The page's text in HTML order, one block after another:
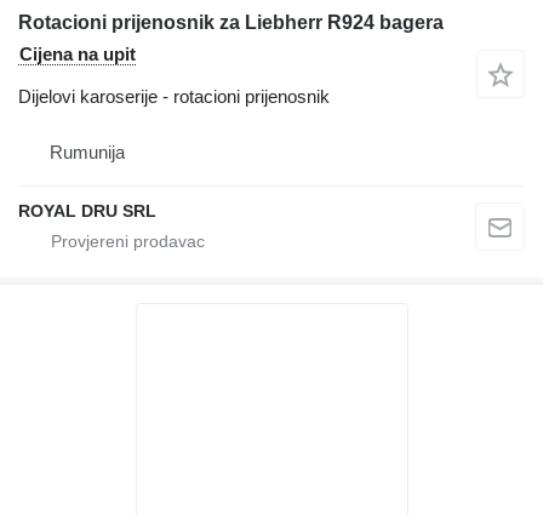
Rotacioni prijenosnik za Liebherr R924 bagera
Cijena na upit
Dijelovi karoserije - rotacioni prijenosnik
Rumunija
ROYAL DRU SRL